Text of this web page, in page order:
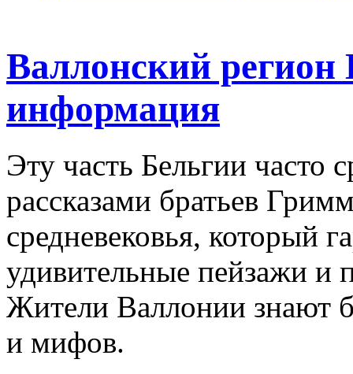
Валлонский регион
информация
Эту часть Бельгии
рассказами братьев
средневековья, который
удивительные пейзажи и
Жители Валлонии знают
и мифов.